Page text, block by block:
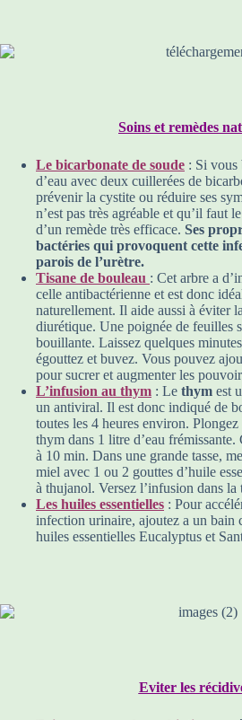
Soins et remèdes
Le bicarbonate de soude : Si vous
d’eau avec deux cuillerées de
prévenir la cystite ou réduire ses
n’est pas très agréable et qu’il faut
d’un remède très efficace. Ses
bactéries qui provoquent cette
parois de l’urètre.
Tisane de bouleau : Cet arbre a
celle antibactérienne et est donc
naturellement. Il aide aussi à éviter
diurétique. Une poignée de feuilles
bouillante. Laissez quelques
égouttez et buvez. Vous pouvez
pour sucrer et augmenter les
L’infusion au thym : Le thym est
un antiviral. Il est donc indiqué de
toutes les 4 heures environ.
thym dans 1 litre d’eau frémissante.
à 10 min. Dans une grande tasse,
miel avec 1 ou 2 gouttes d’huile
à thujanol. Versez l’infusion dans la
Les huiles essentielles : Pour
infection urinaire, ajoutez a un bain
huiles essentielles Eucalyptus et
Eviter les